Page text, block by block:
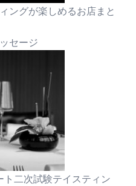
ングが楽しめるお店まと
セージ
二次試験テイスティン